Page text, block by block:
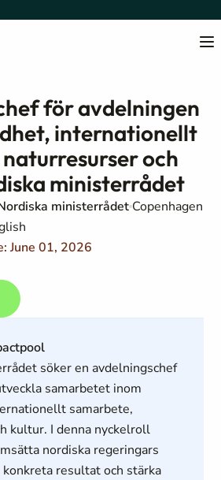
för avdelningen
internationellt
och
ministerrådet
ministerrådet Copenhagen
June 01, 2026
söker en avdelningschef
samarbetet inom
samarbete,
kultur. I denna nyckelroll
nordiska regeringars
resultat och stärka